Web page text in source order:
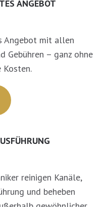
ANGEBOT
Angebot mit allen
Gebühren – ganz ohne
reinigen Kanäle,
und beheben